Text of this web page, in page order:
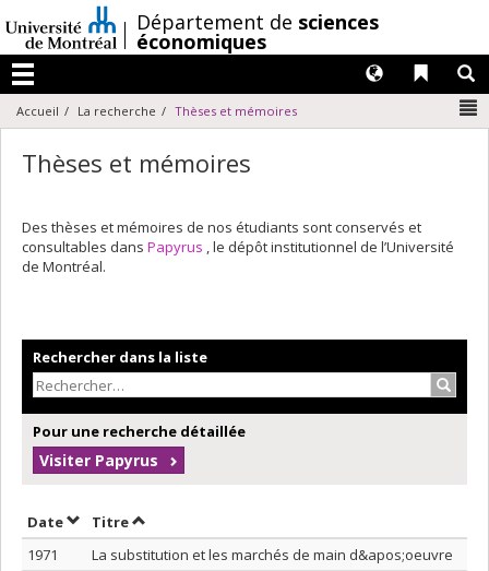
au
contenu
/Département de sciences
économiques
Menu
Liens
Langues
Accueil La recherche Thèses et mémoires
Thèses et mémoires
Des thèses et mémoires de nos étudiants sont conservés et
consultables dans Papyrus , le dépôt institutionnel de l’Université
de Montréal.
Rechercher dans la liste
Pour une recherche détaillée
Visiter Papyrus
DateTrier par date en ordre décroissant
TitreTrier par titre en ordre décroissant
1971
La substitution et les marchés de main d&apos;oeuvre